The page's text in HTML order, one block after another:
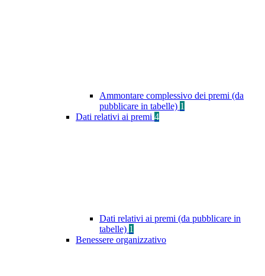
Ammontare complessivo dei premi (da
pubblicare in tabelle) 1
Dati relativi ai premi 4
Dati relativi ai premi (da pubblicare in
tabelle) 1
Benessere organizzativo